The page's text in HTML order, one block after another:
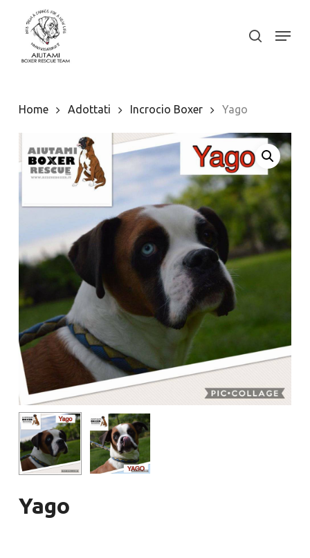
content
search
Menu
Home Adottati Incrocio Boxer Yago
Yago
Close